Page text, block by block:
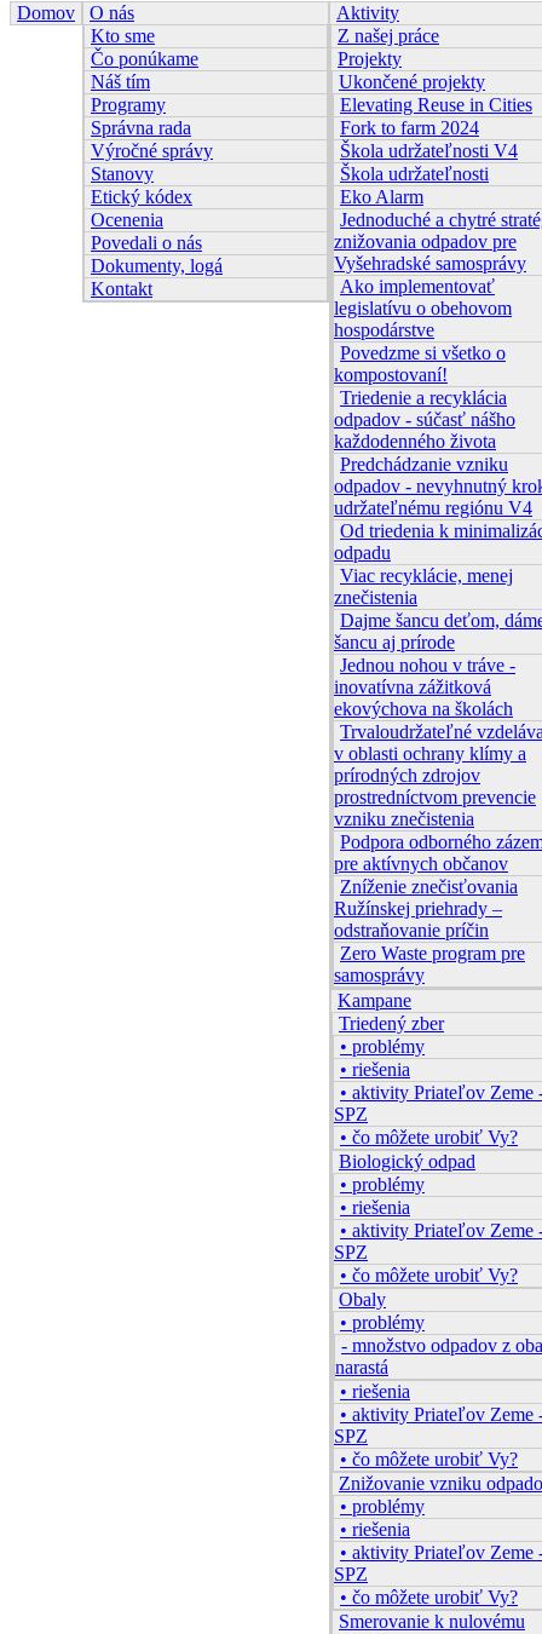
Domov
O nás
Kto sme
Čo ponúkame
Náš tím
Programy
Správna rada
Výročné správy
Stanovy
Etický kódex
Ocenenia
Povedali o nás
Dokumenty, logá
Kontakt
Aktivity
Z našej práce
Projekty
Ukončené projekty
Elevating Reuse in Cities
Fork to farm 2024
Škola udržateľnosti V4
Škola udržateľnosti
Eko Alarm
Jednoduché a chytré
znižovania odpadov pre
Vyšehradské samosprávy
Ako implementovať
legislatívu o obehovom
hospodárstve
Povedzme si všetko o
kompostovaní!
Triedenie a recyklácia
odpadov - súčasť nášho
každodenného života
Predchádzanie vzniku
odpadov - nevyhnutný
udržateľnému regiónu V4
Od triedenia k
odpadu
Viac recyklácie, menej
znečistenia
Dajme šancu deťom,
šancu aj prírode
Jednou nohou v tráve -
inovatívna zážitková
ekovýchova na školách
Trvaloudržateľné
v oblasti ochrany klímy a
prírodných zdrojov
prostredníctvom prevencie
vzniku znečistenia
Podpora odborného
pre aktívnych občanov
Zníženie znečisťovania
Ružínskej priehrady –
odstraňovanie príčin
Zero Waste program pre
samosprávy
Kampane
Triedený zber
• problémy
• riešenia
• aktivity Priateľov Zeme
SPZ
• čo môžete urobiť Vy?
Biologický odpad
• problémy
• riešenia
• aktivity Priateľov Zeme
SPZ
• čo môžete urobiť Vy?
Obaly
• problémy
- množstvo odpadov z
narastá
• riešenia
• aktivity Priateľov Zeme
SPZ
• čo môžete urobiť Vy?
Znižovanie vzniku
• problémy
• riešenia
• aktivity Priateľov Zeme
SPZ
• čo môžete urobiť Vy?
Smerovanie k nulovému